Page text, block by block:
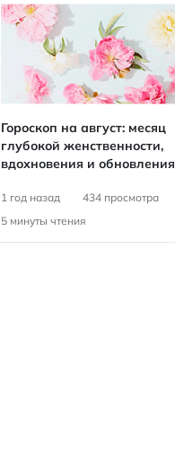
Гороскоп на август: месяц
глубокой женственности,
вдохновения и обновления
1 год назад 434 просмотра
5 минуты чтения